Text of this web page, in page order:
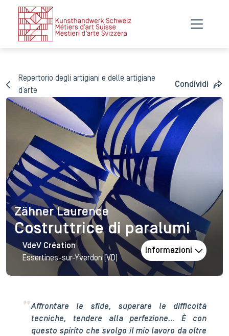
Repertorio degli artigiani e delle artigiane
d’arte
Condividi
Zähner Laurence
Zähner Laurence
Costruttrice di paralumi
VdeV Création
Essertines-sur-Yverdon (VD)
Informazioni
Affrontare le sfide, superare le difficoltà
tecniche, tendere alla perfezione… È con
questo spirito che svolgo il mio lavoro da oltre